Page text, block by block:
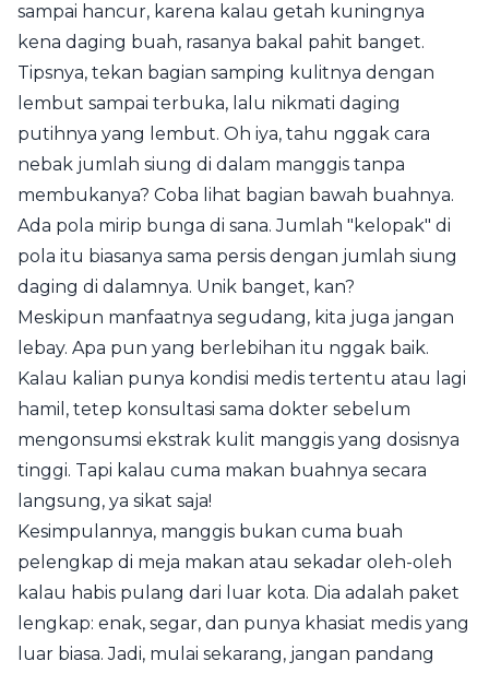
sampai hancur, karena kalau getah kuningnya
kena daging buah, rasanya bakal pahit banget.
Tipsnya, tekan bagian samping kulitnya dengan
lembut sampai terbuka, lalu nikmati daging
putihnya yang lembut. Oh iya, tahu nggak cara
nebak jumlah siung di dalam manggis tanpa
membukanya? Coba lihat bagian bawah buahnya.
Ada pola mirip bunga di sana. Jumlah "kelopak" di
pola itu biasanya sama persis dengan jumlah siung
daging di dalamnya. Unik banget, kan?
Meskipun manfaatnya segudang, kita juga jangan
lebay. Apa pun yang berlebihan itu nggak baik.
Kalau kalian punya kondisi medis tertentu atau lagi
hamil, tetep konsultasi sama dokter sebelum
mengonsumsi ekstrak kulit manggis yang dosisnya
tinggi. Tapi kalau cuma makan buahnya secara
langsung, ya sikat saja!
Kesimpulannya, manggis bukan cuma buah
pelengkap di meja makan atau sekadar oleh-oleh
kalau habis pulang dari luar kota. Dia adalah paket
lengkap: enak, segar, dan punya khasiat medis yang
luar biasa. Jadi, mulai sekarang, jangan pandang